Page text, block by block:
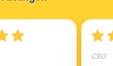
taxi transfer?
CEO